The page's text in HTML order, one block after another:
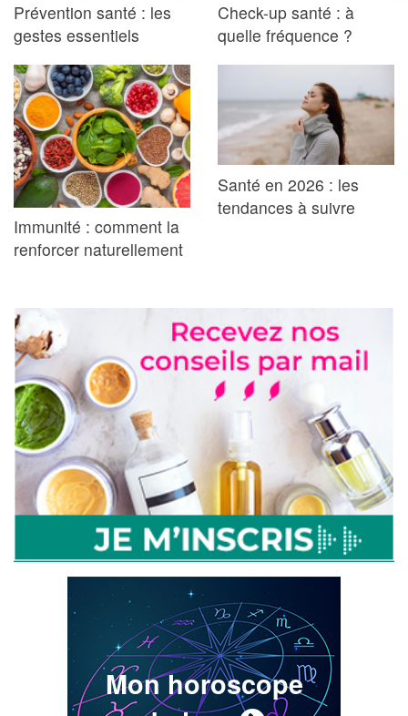
Prévention santé : les
gestes essentiels
Check-up santé : à
quelle fréquence ?
Immunité : comment la
renforcer naturellement
Santé en 2026 : les
tendances à suivre
Mon horoscope